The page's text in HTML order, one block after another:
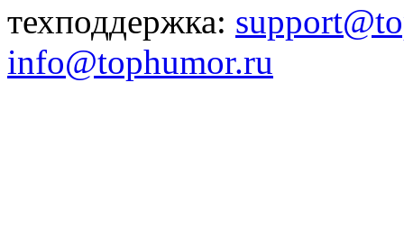
техподдержка:
info@tophumor.ru